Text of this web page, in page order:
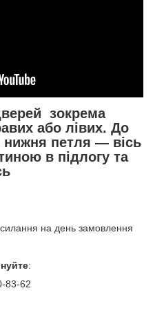
зокрема
або лівих. До
нижня петля — вісь
в підлогу та
на день замовлення
:
83-62